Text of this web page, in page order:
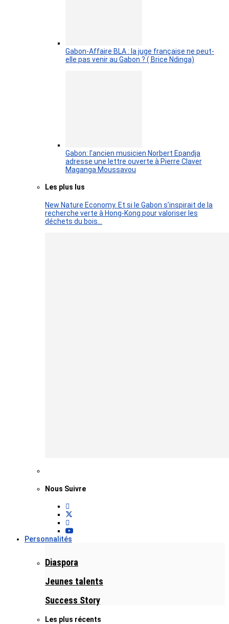
Gabon-Affaire BLA : la juge française ne peut-
elle pas venir au Gabon ? ( Brice Ndinga)
Gabon: l’ancien musicien Norbert Epandja
adresse une lettre ouverte à Pierre Claver
Maganga Moussavou
Les plus lus
New Nature Economy. Et si le Gabon s’inspirait de la
recherche verte à Hong-Kong pour valoriser les
déchets du bois…
Nous Suivre
Personnalités
Diaspora
Jeunes talents
Success Story
Les plus récents